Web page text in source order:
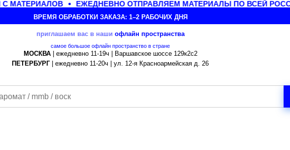
ЕЖЕДНЕВНО ОТПРАВЛЯЕМ МАТЕРИАЛЫ ПО ВСЕЙ РОССИИ
ВРЕМЯ ОБРАБОТКИ ЗАКАЗА: 1–2 РАБОЧИХ ДНЯ
приглашаем вас в наши офлайн пространства
самое большое офлайн пространство в стране
МОСКВА| ежедневно 11-19ч | Варшавское шоссе 129к2с2
ПЕТЕРБУРГ| ежедневно 11-20ч | ул. 12-я Красноармейская д. 26